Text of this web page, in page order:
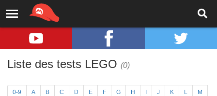
Liste des tests LEGO (0)
0-9 A B C D E F G H J K L M